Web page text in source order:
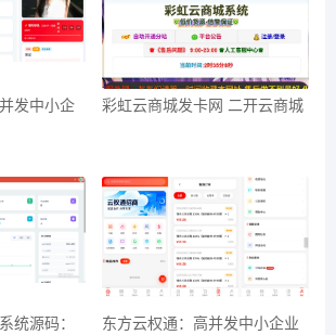
发中小企
彩虹云商城发卡网 二开云商城
统源码：
东方云权通：高并发中小企业